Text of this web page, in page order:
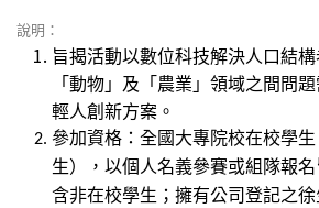
說明：
旨揭活動以數位科技解決人口結
「動物」及「農業」領域之間問
輕人創新方案。
參加資格：全國大專院校在校學
生），以個人名義參賽或組隊報
含非在校學生；擁有公司登記之